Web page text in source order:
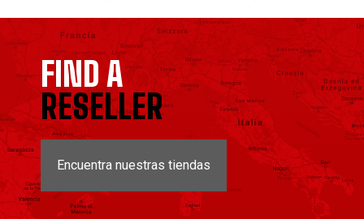
FIND A
RESELLER
Encuentra nuestras tiendas